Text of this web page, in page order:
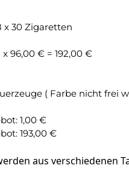
x 30 Zigaretten
96,00 € = 192,00 €
( Farbe nicht frei
1,00 €
193,00 €
aus